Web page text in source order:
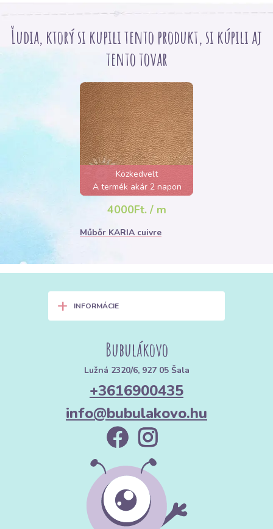
Ľudia, ktorý si kupili tento produkt, si kúpili aj
tento tovar
Közkedvelt
A termék akár 2 napon
4000Ft. / m
Műbőr KARIA cuivre
+ INFORMÁCIE
Bubulákovo
Lužná 2320/6, 927 05 Šala
+3616900435
info@bubulakovo.hu